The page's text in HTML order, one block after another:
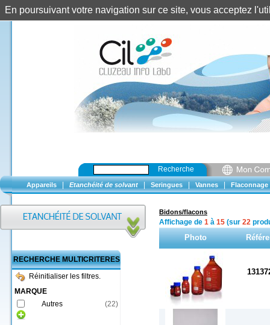
Recherche
Appareils Etanchéité de solvant Seringues Vannes Flaconnage
RECHERCHE MULTICRITERES
Réinitialiser les filtres.
MARQUE
Autres
(22)
Bidons/flacons
Affichage de 1 à 15 (sur 22
Photo
En poursuivant votre navigation sur ce site, vous acceptez